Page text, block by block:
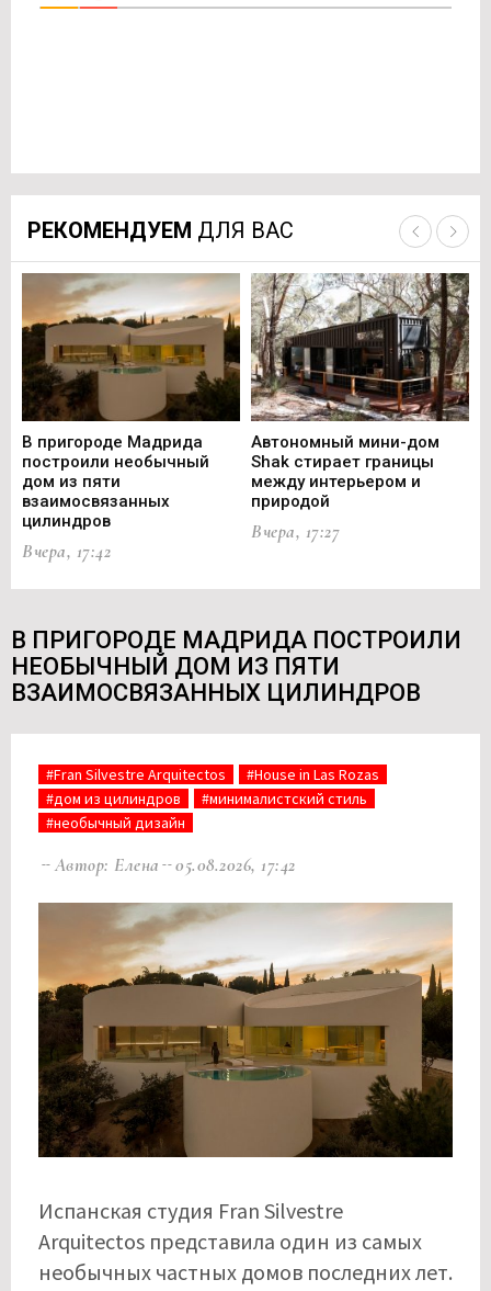
РЕКОМЕНДУЕМ ДЛЯ ВАС
В пригороде Мадрида
построили необычный
дом из пяти
взаимосвязанных
цилиндров
Вчера, 17:42
Автономный мини-дом
Shak стирает границы
между интерьером и
природой
Вчера, 17:27
В ПРИГОРОДЕ МАДРИДА ПОСТРОИЛИ
НЕОБЫЧНЫЙ ДОМ ИЗ ПЯТИ
ВЗАИМОСВЯЗАННЫХ ЦИЛИНДРОВ
#Fran Silvestre Arquitectos
#House in Las Rozas
#дом из цилиндров
#минималистский стиль
#необычный дизайн
Автор: Елена 05.08.2026, 17:42
Испанская студия Fran Silvestre
Arquitectos представила один из самых
необычных частных домов последних лет.